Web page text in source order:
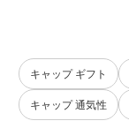
キャップ ギフト
キャップ 通気性